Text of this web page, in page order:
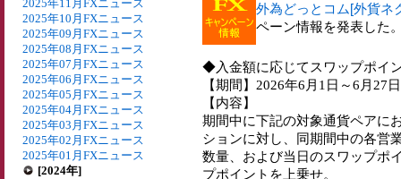
2025年11月FXニュース
2025年10月FXニュース
2025年09月FXニュース
2025年08月FXニュース
2025年07月FXニュース
2025年06月FXニュース
2025年05月FXニュース
2025年04月FXニュース
2025年03月FXニュース
2025年02月FXニュース
2025年01月FXニュース
[2024年]
外為どっとコム[外貨ネ
ペーン情報を発表した
◆入金額に応じてスワップポイ
【期間】2026年6月1日～6月27日
【内容】
期間中に下記の対象通貨ペアに
ションに対し、同期間中の各営
数量、および当日のスワップポ
プポイントを上乗せ。